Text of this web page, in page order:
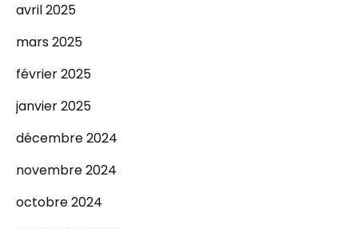
avril 2025
mars 2025
février 2025
janvier 2025
décembre 2024
novembre 2024
octobre 2024